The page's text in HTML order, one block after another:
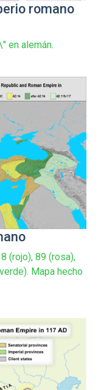
romano
en alemán.
(rojo), 89 (rosa),
Mapa hecho